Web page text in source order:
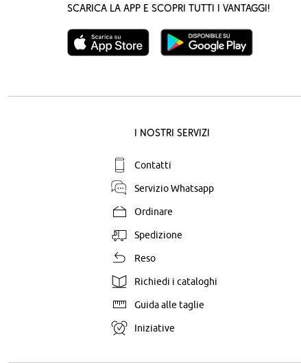
Scarica la App e scopri tutti i vantaggi!
I nostri servizi
Contatti
Servizio Whatsapp
Ordinare
Spedizione
Reso
Richiedi i cataloghi
Guida alle taglie
Iniziative